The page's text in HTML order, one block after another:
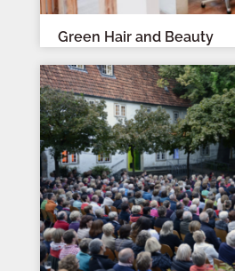
Green Hair and Beauty